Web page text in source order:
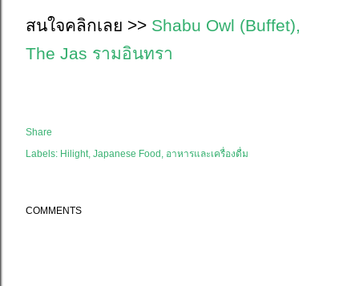
สนใจคลิกเลย >> Shabu Owl (Buffet),
The Jas รามอินทรา
Share
Labels: Hilight Japanese Food อาหารและเครื่องดื่ม
COMMENTS